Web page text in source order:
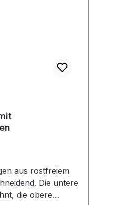
aus rostfreiem
Die untere
obere